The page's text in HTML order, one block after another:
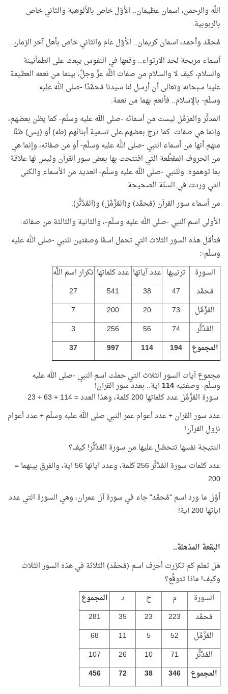
اللَّه والرحمن، اسمان عظيمان.. الأوّل خاص بالألوهية والثاني خاص
بالربوبية.
مُحمَّد وأحمد، اسمان كريمان.. الأوّل عام والثاني خاص بأهل آخر الزمان..
أسماء مريحة لحد الارتواء.. وقعها في النفوس يبعث على الطمأنينة
والسلام، كيف لا والسلام من صفات اللَّه عزَّ وجلَّ، بينما من نعمه العظيمة
علينا سبحانه وتعالى أن أرسل لنا سيدنا مُحمَّدًا -صلى الله عليه
وسلّم- بالإسلام.. فأنعم بهما من نعمة.
المدثِّر والمزمِّل ليست من أسمائه -صلى الله عليه وسلّم- كما يظن بعضهم،
وإنما هي صفات. كما درج بعضهم على تسمية أبنائهم (طه) أو (يس) ظنًا
منهم أنها من أسماء النبي -صلى الله عليه وسلّم- أو من صفاته، وإنما هي
من الحروف المقطَّعة التي افتتحت بها بعض سور القرآن وليس لها علاقة
بما توهموه. وللنبي -صلى الله عليه وسلّم- العديد من الأسماء والكنى
التي وردت في السنّة الصحيحة.
من أسماء سور القرآن (مُحمَّد) و(المُزَّمِّل) و(المُدَّثِّر).
الأولى اسم النبي -صلى الله عليه وسلّم-، والثانية والثالثة من صفاته.
فتأمّل هذه السور الثلاث التي تحمل اسمًا وصفتين للنبي -صلى الله عليه
وسلّم-:
السورة
ترتيبها عدد آياتها عدد كلماتها تكرار اسم اللَّه
مُحمَّد
47
38
541
27
المُزَّمِّل
73
20
200
7
المُدَّثِّر
74
56
256
3
المجموع
194
114
997
37
مجموع آيات السور الثلاث التي حملت اسم النبي -صلى الله عليه
وسلّم- وصفتيه114آية.. بعدد سور القرآن!
سورة المُزَّمِّل عدد كلماتها 200 كلمة، وهذا العدد = 114 + 63 + 23
عدد سور القرآن + عدد أعوام عمر النبي صلى الله عليه وسلّم + عدد أعوام
نزول القرآن!
النتيجة نفسها تتحصّل عليها من سورة المُدَّثِّر! كيف؟
عدد كلمات سورة المُدَّثِّر 256 كلمة، وعدد آياتها 56 آية، والفرق بينهما =
200
أوّل ما ورد اسم "مُحمَّد" جاء في سورة آل عمران، وهي السورة التي عدد
آياتها 200 آية!
البقعة المذهلة..
هل تعلم كم تكرّرت أحرف اسم (مُحمَّد) الثلاثة في هذه السور الثلاث
وكيف! ماذا تتوقَّع؟
السورة
م ح د
المجموع
مُحمَّد
223
23
35
281
المُزَّمِّل
52
5
11
68
المُدَّثِّر
71
10
26
107
المجموع
346
38
72
456